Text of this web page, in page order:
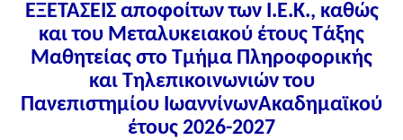
ΕΞΕΤΑΣΕΙΣ αποφοίτων των Ι.Ε.Κ., καθώς
και του Μεταλυκειακού έτους Τάξης
Μαθητείας στο Τμήμα Πληροφορικής
και Τηλεπικοινωνιών του
Πανεπιστημίου ΙωαννίνωνΑκαδημαϊκού
έτους 2026-2027